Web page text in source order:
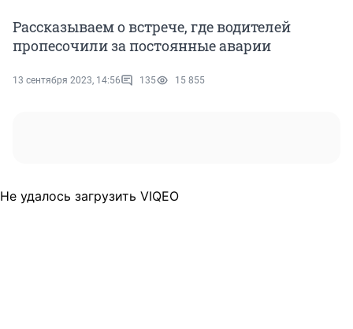
Рассказываем о встрече, где водителей
пропесочили за постоянные аварии
13 сентября 2023, 14:56 135 15 855
Не удалось загрузить VIQEO